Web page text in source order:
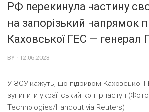
РФ перекинула частину
на запорізький напрямок
Каховської ГЕС — генерал
BY · 12.06.2023
У ЗСУ кажуть, що підривом Каховської
зупинити український контрнаступ
Technologies/Handout via Reuters)